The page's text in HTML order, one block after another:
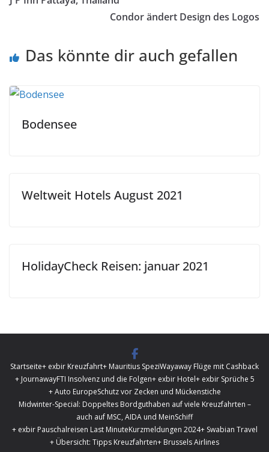
Condor ändert Design des Logos
Das könnte dir auch gefallen
Bodensee
Weltweit Hotels August 2021
HolidayCheck Reisen: januar 2021
Startseite+ exbir Kreuzfahrt+ Mauritius SpeziWayaway Flüge mit Cashback
+ JournawayFTI Insolvenz und die Folgen+ exbir Hotel+ exbir Sprüche 5
+ Auto EuropeSchutz vor Zecken und Mückenstiche
Midwinter-Special: Doppeltes Bordguthaben auf viele Kreuzfahrten –
auch auf MSC, AIDA und MeinSchiff
+ exbir Pauschalreisen Last MinuteKurzmeldungen 2024+ Swabian Travel
+ Übersicht: Tipps Kreuzfahrten+ Brussels Airlines